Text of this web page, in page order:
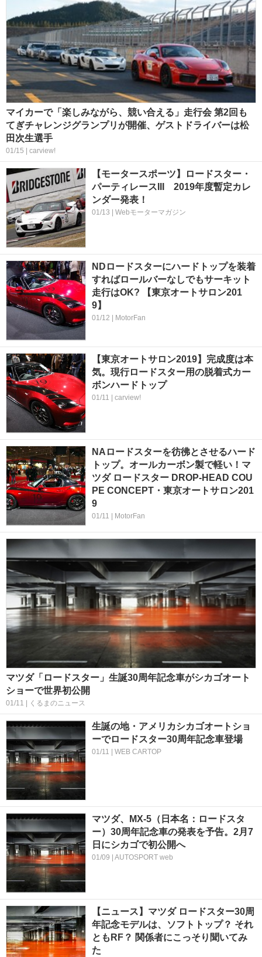
マイカーで「楽しみながら、競い合える」走行会 第2回も
てぎチャレンジグランプリが開催、ゲストドライバーは松
田次生選手
01/15 | carview!
【モータースポーツ】ロードスター・
パーティレースIII 2019年度暫定カレ
ンダー発表！
01/13 | Webモーターマガジン
NDロードスターにハードトップを装着
すればロールバーなしでもサーキット
走行はOK? 【東京オートサロン201
9】
01/12 | MotorFan
【東京オートサロン2019】完成度は本
気。現行ロードスター用の脱着式カー
ボンハードトップ
01/11 | carview!
NAロードスターを彷彿とさせるハード
トップ。オールカーボン製で軽い！マ
ツダ ロードスター DROP-HEAD COU
PE CONCEPT・東京オートサロン201
9
01/11 | MotorFan
マツダ「ロードスター」生誕30周年記念車がシカゴオート
ショーで世界初公開
01/11 | くるまのニュース
生誕の地・アメリカシカゴオートショ
ーでロードスター30周年記念車登場
01/11 | WEB CARTOP
マツダ、MX-5（日本名：ロードスタ
ー）30周年記念車の発表を予告。2月7
日にシカゴで初公開へ
01/09 | AUTOSPORT web
【ニュース】マツダ ロードスター30周
年記念モデルは、ソフトトップ？ それ
ともRF？ 関係者にこっそり聞いてみ
た